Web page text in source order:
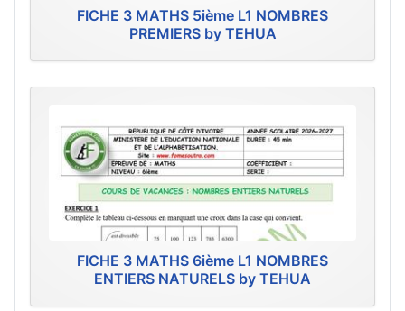
FICHE 3 MATHS 5ième L1 NOMBRES
PREMIERS by TEHUA
FICHE 3 MATHS 6ième L1 NOMBRES
ENTIERS NATURELS by TEHUA